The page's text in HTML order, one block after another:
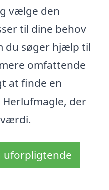
vælge den
til dine behov
du søger hjælp til
omfattende
at finde en
Herlufmagle, der
uforpligtende